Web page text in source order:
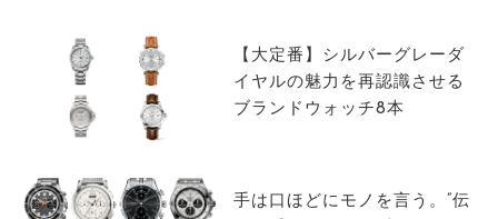
【大定番】シルバーグレーダ
イヤルの魅力を再認識させる
ブランドウォッチ8本
手は口ほどにモノを言う。”伝